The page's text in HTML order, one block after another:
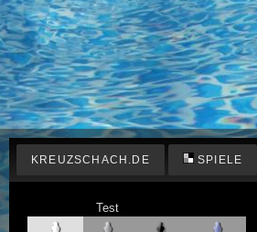
KREUZSCHACH.DE SPIELE
Test